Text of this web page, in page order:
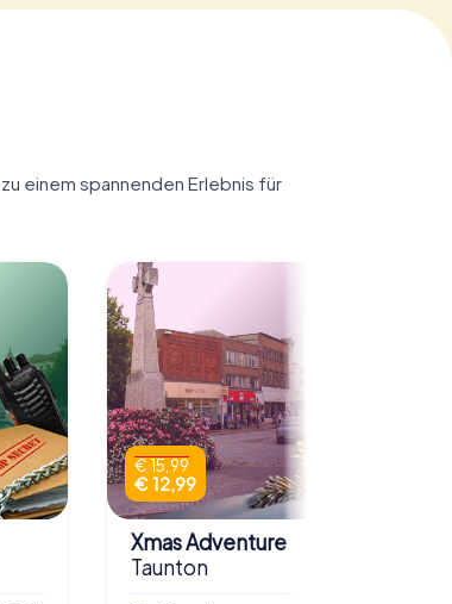
einem spannenden Erlebnis für
€ 15,99
€ 12,99
Xmas Adventure
Taunton